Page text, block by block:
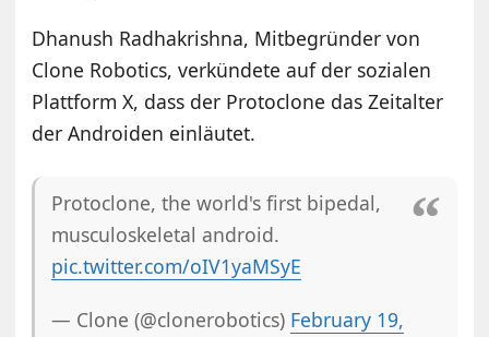
Dhanush Radhakrishna, Mitbegründer von
Clone Robotics, verkündete auf der sozialen
Plattform X, dass der Protoclone das Zeitalter
der Androiden einläutet.
Protoclone, the world's first bipedal,
musculoskeletal android.
pic.twitter.com/oIV1yaMSyE
— Clone (@clonerobotics) February 19,